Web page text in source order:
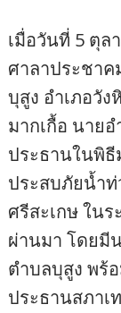
เมื่อวันที่ 5 ตุล
ศาลาประชา
บุสูง อำเภอวั
มากเกื้อ นาย
ประธานในพิ
ประสบภัยน้ำ
ศรีสะเกษ ใน
ผ่านมา โดยมี
ตำบลบุสูง พร้
ประธานสภา